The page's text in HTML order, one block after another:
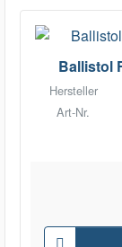
Ballistol
Hersteller
Art-Nr.